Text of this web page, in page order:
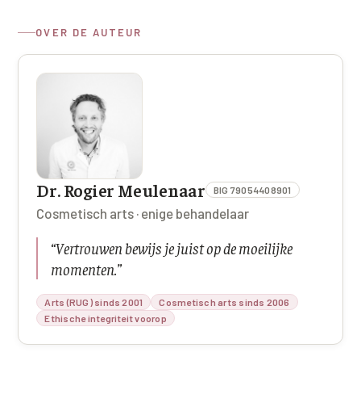
OVER DE AUTEUR
Dr. Rogier Meulenaar BIG 79054408901
Cosmetisch arts · enige behandelaar
“Vertrouwen bewijs je juist op de moeilijke
momenten.”
Arts (RUG) sinds 2001
Cosmetisch arts sinds 2006
Ethische integriteit voorop